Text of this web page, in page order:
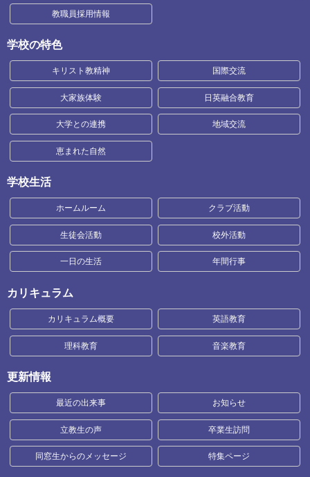
教職員採用情報
学校の特色
キリスト教精神 国際交流
大家族体験 日英融合教育
大学との連携 地域交流
恵まれた自然
学校生活
ホームルーム クラブ活動
生徒会活動 校外活動
一日の生活 年間行事
カリキュラム
カリキュラム概要 英語教育
理科教育 音楽教育
更新情報
最近の出来事 お知らせ
立教生の声 卒業生訪問
同窓生からのメッセージ 特集ページ